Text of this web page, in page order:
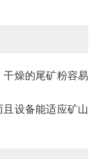
燥的尾矿粉容易
设备能适应矿山